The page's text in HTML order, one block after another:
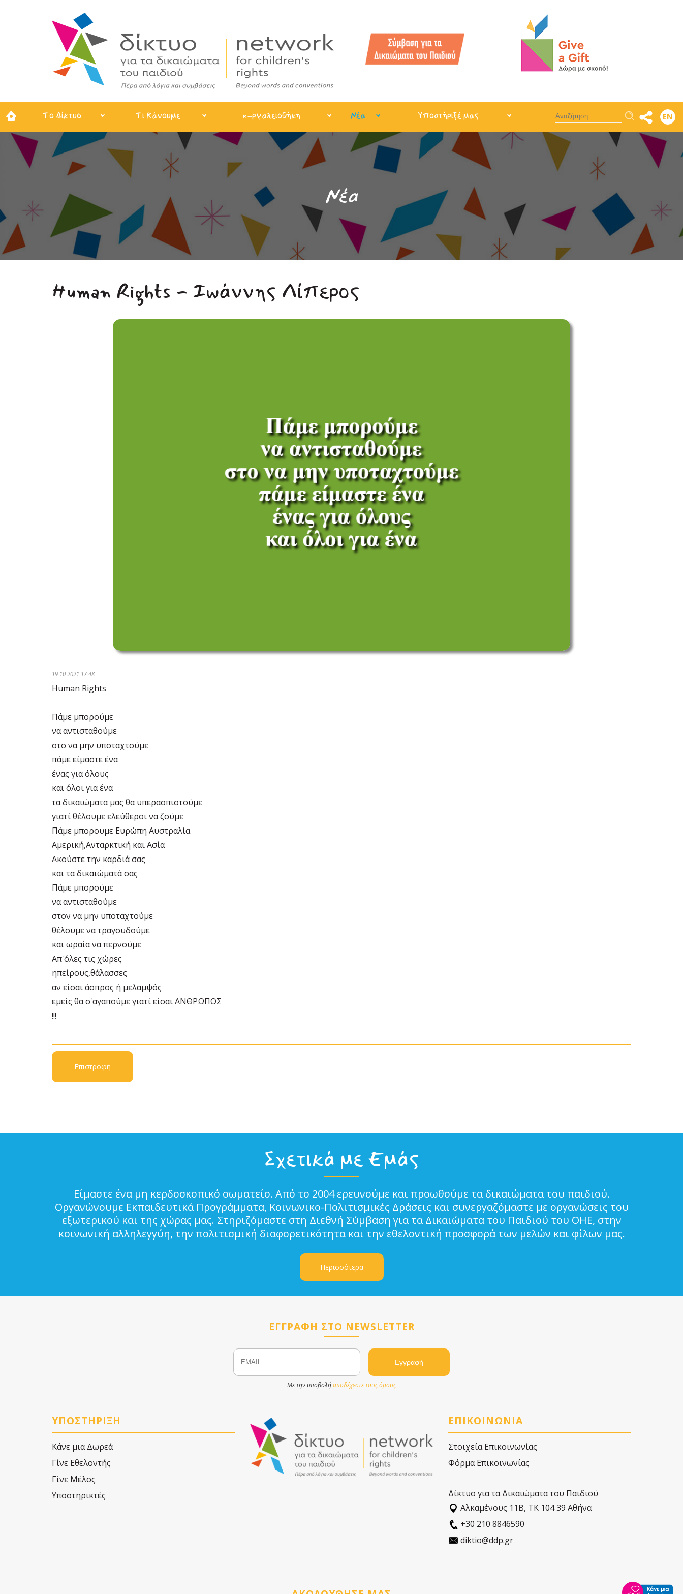
Το Δίκτυο Τι Κάνουμε e-ργαλειοθήκη Νέα Υποστήριξέ μας Αναζήτηση EN
Νέα
Human Rights - Ιωάννης Λίπερος
19-10-2021 17:48
Human Rights
Πάμε μπορούμε
να αντισταθούμε
στο να μην υποταχτούμε
πάμε είμαστε ένα
ένας για όλους
και όλοι για ένα
τα δικαιώματα μας θα υπερασπιστούμε
γιατί θέλουμε ελεύθεροι να ζούμε
Πάμε μπορουμε Ευρώπη Αυστραλία
Αμερική,Ανταρκτική και Ασία
Ακούστε την καρδιά σας
και τα δικαιώματά σας
Πάμε μπορούμε
να αντισταθούμε
στον να μην υποταχτούμε
θέλουμε να τραγουδούμε
και ωραία να περνούμε
Απ'όλες τις χώρες
ηπείρους,θάλασσες
αν είσαι άσπρος ή μελαμψός
εμείς θα σ'αγαπούμε γιατί είσαι ΑΝΘΡΩΠΟΣ
!!!
Επιστροφή
Σχετικά με Εμάς
Είμαστε ένα μη κερδοσκοπικό σωματείο. Από το 2004 ερευνούμε και προωθούμε τα δικαιώματα του παιδιού.
Οργανώνουμε Εκπαιδευτικά Προγράμματα, Κοινωνικο-Πολιτισμικές Δράσεις και συνεργαζόμαστε με οργανώσεις του
εξωτερικού και της χώρας μας. Στηριζόμαστε στη Διεθνή Σύμβαση για τα Δικαιώματα του Παιδιού του ΟΗΕ, στην
κοινωνική αλληλεγγύη, την πολιτισμική διαφορετικότητα και την εθελοντική προσφορά των μελών και φίλων μας.
Περισσότερα
ΕΓΓΡΑΦΗ ΣΤΟ NEWSLETTER
Email Name
Με την υποβολήαποδέχεστε τους όρους
ΥΠΟΣΤΗΡΙΞΗ
Κάνε μια Δωρεά
Γίνε Εθελοντής
Γίνε Μέλος
Υποστηρικτές
ΕΠΙΚΟΙΝΩΝΙΑ
Στοιχεία Επικοινωνίας
Φόρμα Επικοινωνίας
Δίκτυο για τα Δικαιώματα του Παιδιού
Αλκαµένους 11Β, ΤΚ 104 39 Αθήνα
+30 210 8846590
diktio@ddp.gr